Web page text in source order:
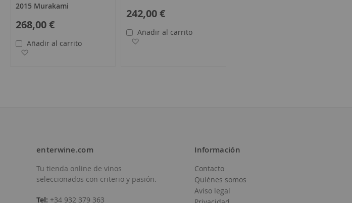
2015 Murakami
268,00 €
Añadir al carrito
242,00 €
Añadir al carrito
enterwine.com
Tu tienda online de vinos
seleccionados con criterio y pasión.
Tel: +34 932 379 363
Información
Contacto
Quiénes somos
Aviso legal